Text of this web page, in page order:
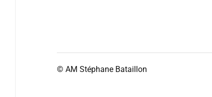
© AM Stéphane Bataillon